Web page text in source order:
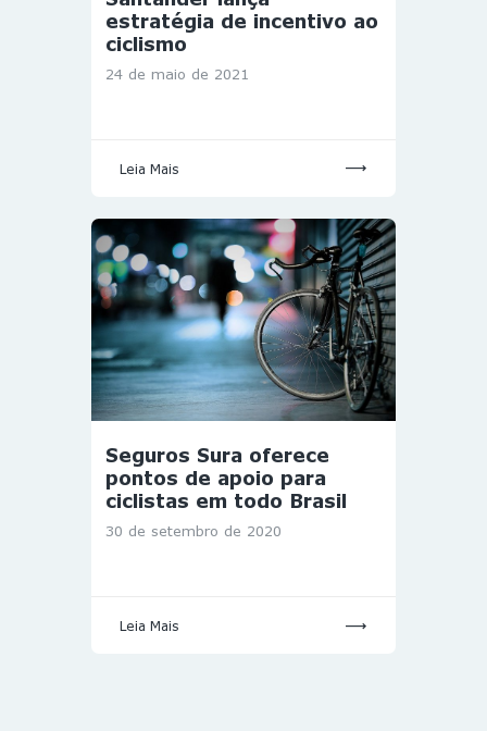
estratégia de incentivo ao
ciclismo
24 de maio de 2021
Leia Mais
Seguros Sura oferece
pontos de apoio para
ciclistas em todo Brasil
30 de setembro de 2020
Leia Mais